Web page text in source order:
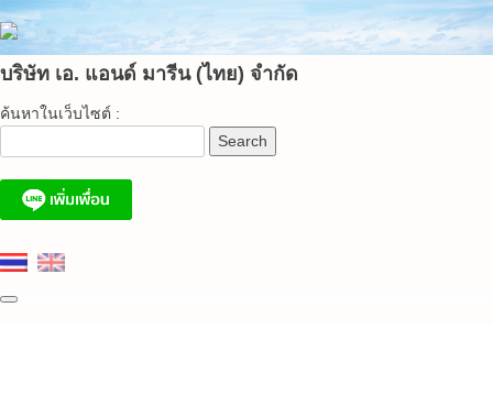
Skip
to
content
บริษัท เอ. แอนด์ มารีน (ไทย) จำกัด
ค้นหาในเว็บไซต์ :